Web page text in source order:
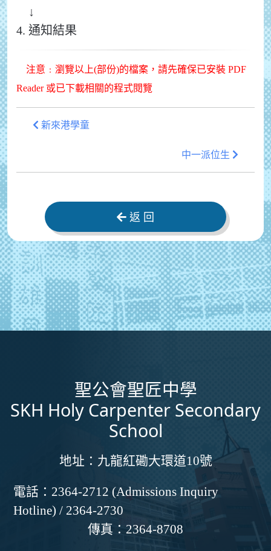
↓
4. 通知結果
注意﹕瀏覽以上(部份)的檔案，請先確保已安裝 PDF
Reader 或已下載相關的程式閱覽
新來港學童
中一派位生
返 回
聖公會聖匠中學
SKH Holy Carpenter Secondary
School
地址： 九龍紅磡大環道10號
電話： 2364-2712 (Admissions Inquiry
Hotline) / 2364-2730
傳真： 2364-8708